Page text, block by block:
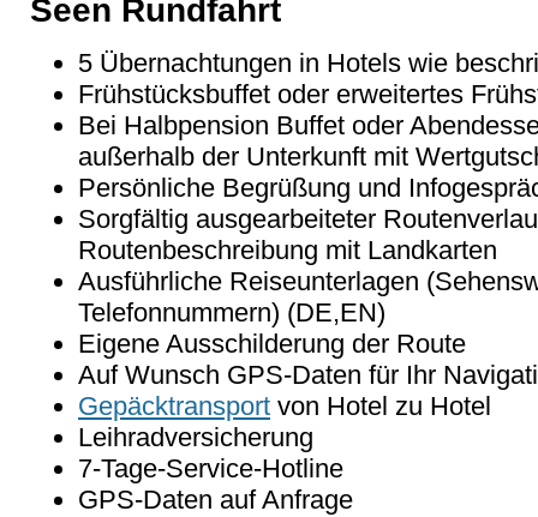
Seen Rundfahrt
5 Übernachtungen in Hotels wie
Frühstücksbuffet oder erweitertes
Bei Halbpension Buffet oder
außerhalb der Unterkunft mit
Persönliche Begrüßung und
Sorgfältig ausgearbeiteter
Routenbeschreibung mit Landkarten
Ausführliche Reiseunterlagen
Telefonnummern) (DE,EN)
Eigene Ausschilderung der Route
Auf Wunsch GPS-Daten für Ihr
Gepäcktransport von Hotel zu Hotel
Leihradversicherung
7-Tage-Service-Hotline
GPS-Daten auf Anfrage